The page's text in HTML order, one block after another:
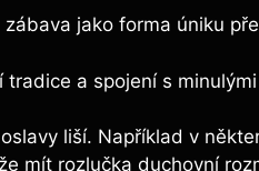
zábava jako forma úniku
tradice a spojení s
liší. Například v
mít rozlučka duchovní